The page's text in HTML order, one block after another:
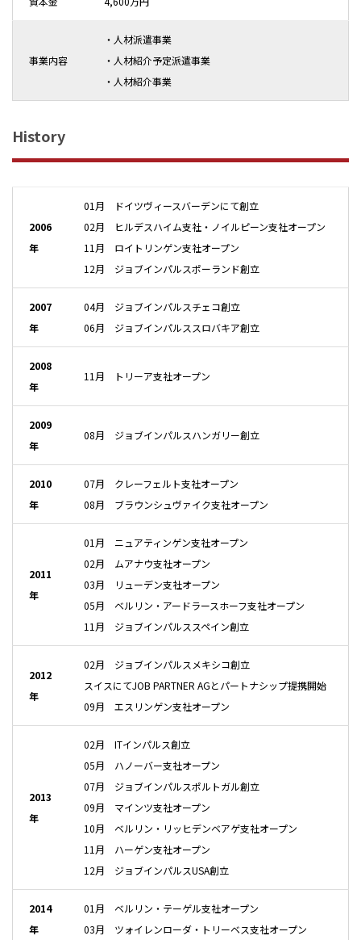
事業内容
・人材派遣事業
・人材紹介予定派遣事業
・人材紹介事業
History
2006
年
01月 ドイツヴィースバーデンにて創立
02月 ヒルデスハイム支社・ノイルピーン支社オープン
11月 ロイトリンゲン支社オープン
12月 ジョブインパルスポーランド創立
2007
年
04月 ジョブインパルスチェコ創立
06月 ジョブインパルススロバキア創立
2008
年
11月 トリーア支社オープン
2009
年
08月 ジョブインパルスハンガリー創立
2010
年
07月 クレーフェルト支社オープン
08月 ブラウンシュヴァイク支社オープン
2011
年
01月 ニュアティンゲン支社オープン
02月 ムアナウ支社オープン
03月 リューデン支社オープン
05月 ベルリン・アードラースホーフ支社オープン
11月 ジョブインパルススペイン創立
2012
年
02月 ジョブインパルスメキシコ創立
スイスにてJOB PARTNER AGとパートナシップ提携開始
09月 エスリンゲン支社オープン
2013
年
02月 ITインパルス創立
05月 ハノーバー支社オープン
07月 ジョブインパルスポルトガル創立
09月 マインツ支社オープン
10月 ベルリン・リッヒデンベアゲ支社オープン
11月 ハーゲン支社オープン
12月 ジョブインパルスUSA創立
2014
年
01月 ベルリン・テーゲル支社オープン
03月 ツォイレンローダ・トリーベス支社オープン